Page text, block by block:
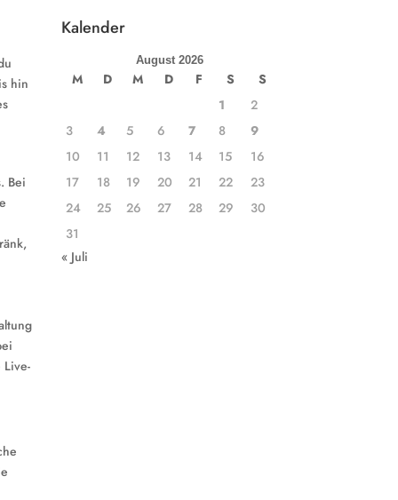
hin
Bei
Kalender
August 2026
M D M D F S
S
1
2
3
4 5 6 7 8
9
10
11 12 13 14 15
16
17
18 19 20 21 22
23
24
25 26 27 28 29
30
31
« Juli